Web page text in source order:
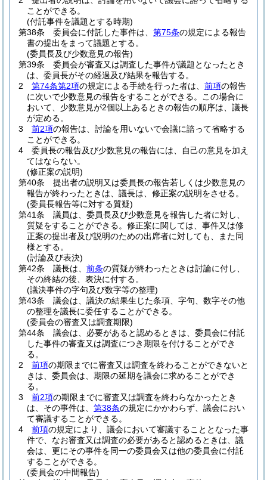
ことができる。
(付託事件を議題とする時期)
第38条
委員会に付託した事件は、 第75条の規定による報告
書の提出をまって議題とする。
(委員長及び少数意見の報告)
第39条
委員会が審査又は調査した事件が議題となったとき
は、委員長がその経過及び結果を報告する。
2
第74条第2項の規定による手続を行った者は、 前項の報告
に次いで少数意見の報告をすることができる。
この場合に
おいて、少数意見が2個以上あるときの報告の順序は、議長
が定める。
3
前2項の報告は、討論を用いないで会議に諮って省略する
ことができる。
4
委員長の報告及び少数意見の報告には、自己の意見を加え
てはならない。
(修正案の説明)
第40条
提出者の説明又は委員長の報告若しくは少数意見の
報告が終わったときは、議長は、修正案の説明をさせる。
(委員長報告等に対する質疑)
第41条
議員は、委員長及び少数意見を報告した者に対し、
質疑をすることができる。 修正案に関しては、事件又は修
正案の提出者及び説明のための出席者に対しても、また同
様とする。
(討論及び表決)
第42条
議長は、 前条の質疑が終わったときは討論に付し、
その終結の後、表決に付する。
(議決事件の字句及び数字等の整理)
第43条
議会は、議決の結果生じた条項、字句、数字その他
の整理を議長に委任することができる。
(委員会の審査又は調査期限)
第44条
議会は、必要があると認めるときは、委員会に付託
した事件の審査又は調査につき期限を付けることができ
る。
2
前項の期限までに審査又は調査を終わることができないと
きは、委員会は、期限の延期を議会に求めることができ
る。
3
前2項の期限までに審査又は調査を終わらなかったとき
は、その事件は、 第38条の規定にかかわらず、議会におい
て審議することができる。
4
前項の規定により、議会において審議することとなった事
件で、なお審査又は調査の必要があると認めるときは、議
会は、更にその事件を同一の委員会又は他の委員会に付託
することができる。
(委員会の中間報告)